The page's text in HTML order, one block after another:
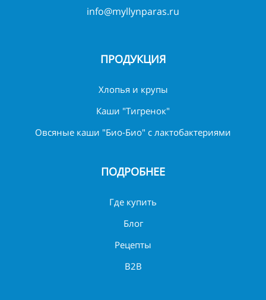
info@myllynparas.ru
ПРОДУКЦИЯ
Хлопья и крупы
Каши "Тигренок"
Овсяные каши "Био-Био" с лактобактериями
ПОДРОБНЕЕ
Где купить
Блог
Рецепты
B2B